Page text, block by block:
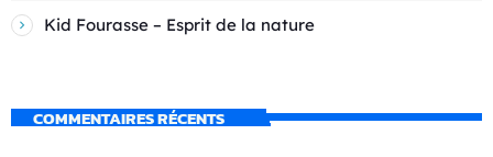
Kid Fourasse – Esprit de la nature
COMMENTAIRES RÉCENTS